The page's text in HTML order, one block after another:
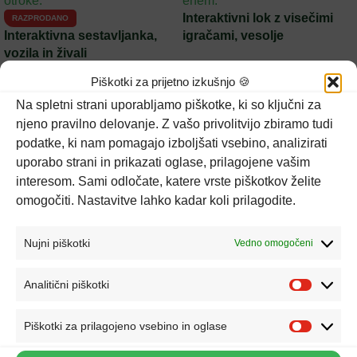
Piškotki za prijetno izkušnjo 🍪
Na spletni strani uporabljamo piškotke, ki so ključni za
njeno pravilno delovanje. Z vašo privolitvijo zbiramo tudi
podatke, ki nam pomagajo izboljšati vsebino, analizirati
uporabo strani in prikazati oglase, prilagojene vašim
interesom. Sami odločate, katere vrste piškotkov želite
omogočiti. Nastavitve lahko kadar koli prilagodite.
Nujni piškotki Vedno omogočeni
Analitični piškotki
Piškotki za prilagojeno vsebino in oglase
RAZPRODANO
Interaktivna sestavljanka,
vozila in živali
18,20€
Interaktivni lok z visečimi
igračami, vesolje
45,20€